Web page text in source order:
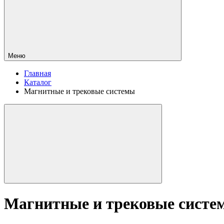
Меню
Главная
Каталог
Магнитные и трековые системы
Магнитные и трековые